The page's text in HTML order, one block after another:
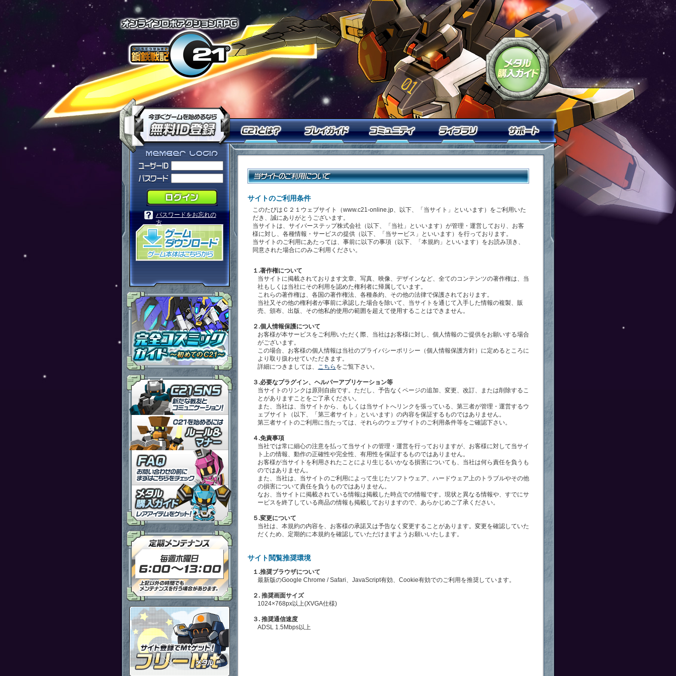
オンラインロボアクションRPG「鋼鉄戦記Ｃ２１」
「鋼鉄戦記Ｃ２１」メタル購入ガイド
Ｃ２１とは？ プレイガイド コミュニティ ライブラリ サポート
今すぐ「鋼鉄戦記Ｃ２１」を始めるなら無料ID登録
「鋼鉄戦記Ｃ２１」メンバーログイン
パスワードをお忘れの
方
「鋼鉄戦記Ｃ２１」ゲームダウンロード
サイトのご利用条件
このたびはＣ２１ウェブサイト（www.c21-online.jp、以下、「当サイト」といいます）をご利用いた
だき、誠にありがとうございます。
当サイトは、サイバーステップ株式会社（以下、「当社」といいます）が管理・運営しており、お客
様に対し、各種情報・サービスの提供（以下、「当サービス」といいます）を行っております。
当サイトのご利用にあたっては、事前に以下の事項（以下、「本規約」といいます）をお読み頂き、
同意された場合にのみご利用ください。
１.著作権について
当サイトに掲載されております文章、写真、映像、デザインなど、全てのコンテンツの著作権は、当
社もしくは当社にその利用を認めた権利者に帰属しています。
これらの著作権は、各国の著作権法、各種条約、その他の法律で保護されております。
当社又その他の権利者が事前に承認した場合を除いて、当サイトを通じて入手した情報の複製、販
売、頒布、出版、その他私的使用の範囲を超えて使用することはできません。
２.個人情報保護について
お客様が本サービスをご利用いただく際、当社はお客様に対し、個人情報のご提供をお願いする場合
がございます。
この場合、お客様の個人情報は当社のプライバシーポリシー（個人情報保護方針）に定めるところに
より取り扱わせていただきます。
詳細につきましては、 こちら をご覧下さい。
３.必要なプラグイン、ヘルパーアプリケーション等
当サイトのリンクは原則自由です。ただし、予告なくページの追加、変更、改訂、または削除するこ
とがありますことをご了承ください。
また、当社は、当サイトから、もしくは当サイトへリンクを張っている、第三者が管理・運営するウ
ェブサイト（以下、「第三者サイト」といいます）の内容を保証するものではありません。
第三者サイトのご利用に当たっては、それらのウェブサイトのご利用条件等をご確認下さい。
４.免責事項
当社では常に細心の注意を払って当サイトの管理・運営を行っておりますが、お客様に対して当サイ
ト上の情報、動作の正確性や完全性、有用性を保証するものではありません。
お客様が当サイトを利用されたことにより生じるいかなる損害についても、当社は何ら責任を負うも
のではありません。
また、当社は、当サイトのご利用によって生じたソフトウェア、ハードウェア上のトラブルやその他
の損害について責任を負うものではありません。
なお、当サイトに掲載されている情報は掲載した時点での情報です。現状と異なる情報や、すでにサ
ービスを終了している商品の情報も掲載しておりますので、あらかじめご了承ください。
５.変更について
当社は、本規約の内容を、お客様の承諾又は予告なく変更することがあります。変更を確認していた
だくため、定期的に本規約を確認していただけますようお願いいたします。
サイト閲覧推奨環境
１.推奨ブラウザについて
最新版のGoogle Chrome / Safari、JavaScript有効、Cookie有効でのご利用を推奨しています。
２. 推奨画面サイズ
1024×768px以上(XVGA仕様)
３. 推奨通信速度
ADSL 1.5Mbps以上
「鋼鉄戦記Ｃ２１」ＳＮＳ
「鋼鉄戦記Ｃ２１」ルール＆マナー
「鋼鉄戦記Ｃ２１」ＦＡＱ
メタル購入ガイドはこちらから
定期メンテナンス 毎週木曜日6:00～13:00 上記以外の時間でもメンテナンスを行う場合があります。
ポイント感覚で有料通貨をゲット！｜フリーMt